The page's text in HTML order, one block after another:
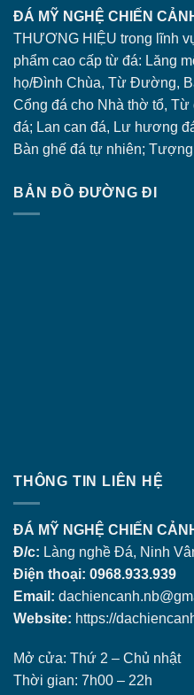
ĐÁ MỸ NGHỆ CHIẾN
THƯƠNG HIỆU trong lĩnh
phẩm cao cấp từ đá: Lăng
họ/Đình Chùa, Từ Đường,
Cổng đá cho Nhà thờ tổ,
đá; Lan can đá, Lư hương
Bàn ghế đá tự nhiên;
BẢN ĐỒ ĐƯỜNG ĐI
THÔNG TIN LIÊN HỆ
ĐÁ MỸ NGHỆ CHIẾN
Đ/c: Làng nghề Đá, Ninh
Điện thoại: 0968.933.939
Email:
Website: https://
Mở cửa: Thứ 2 – Chủ nhật
Thời gian: 7h00 – 22h